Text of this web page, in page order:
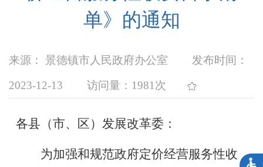
单》的通知
来源： 景德镇市人民政府办公室 发布时间：
2023-12-13 访问量： 1981次
各县（市、区）发展改革委：
为加强和规范政府定价经营服务性收